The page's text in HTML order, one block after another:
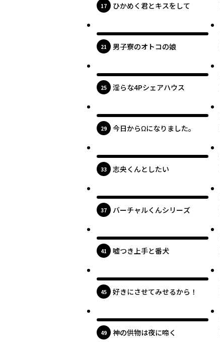
17位 ひかめく君とキスをして
21 位 男子寮のオトコの娘
25位 淫らな4Pシェアハウス
29位 今日からΩになりました。
33位 志央くんとしたい
37位 バーチャルくんシリーズ
41 位 嘘つき上手と番犬
45位 好きにさせてみせるから！
49位 神の供物は夜に啼く